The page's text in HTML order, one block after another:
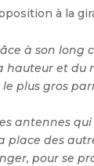
à la
à son long
hauteur et du
plus gros
antennes
place des
pour se